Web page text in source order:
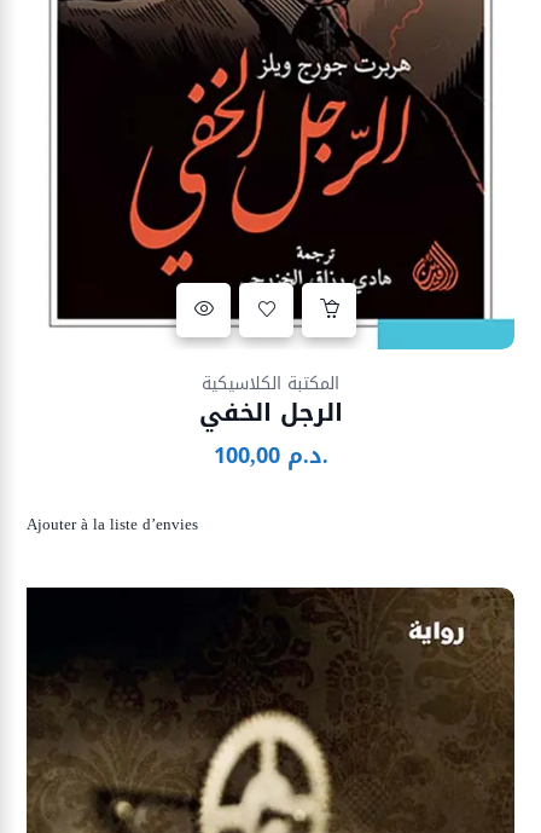
المكتبة الكلاسيكية
الرجل الخفي
100,00 د.م.
Ajouter à la liste d’envies